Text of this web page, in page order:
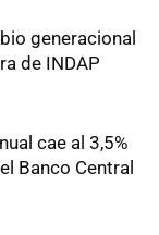
generacional
de INDAP
cae al 3,5%
Banco Central